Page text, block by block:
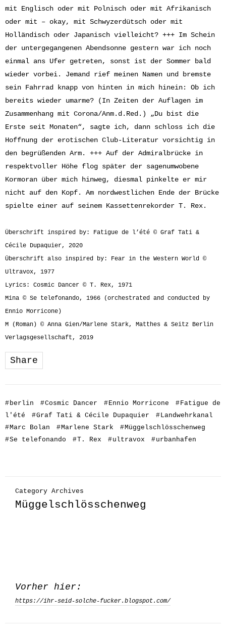
mit Englisch oder mit Polnisch oder mit Afrikanisch
oder mit – okay, mit Schwyzerdütsch oder mit
Holländisch oder Japanisch vielleicht? +++ Im Schein
der untergegangenen Abendsonne gestern war ich noch
einmal ans Ufer getreten, sonst ist der Sommer bald
wieder vorbei. Jemand rief meinen Namen und bremste
sein Fahrrad knapp von hinten in mich hinein: Ob ich
bereits wieder umarme? (In Zeiten der Auflagen im
Zusammenhang mit Corona/Anm.d.Red.) „Du bist die
Erste seit Monaten“, sagte ich, dann schloss ich die
Hoffnung der erotischen Club-Literatur vorsichtig in
den begrüßenden Arm. +++ Auf der Admiralbrücke in
respektvoller Höhe flog später der sagenumwobene
Kormoran über mich hinweg, diesmal pinkelte er mir
nicht auf den Kopf. Am nordwestlichen Ende der Brücke
spielte einer auf seinem Kassettenrekorder T. Rex.
Überschrift inspired by: Fatigue de l’été © Graf Tati &
Cécile Dupaquier, 2020
Überschrift also inspired by: Fear in the Western World ©
Ultravox, 1977
Lyrics: Cosmic Dancer © T. Rex, 1971
Mina © Se telefonando, 1966 (orchestrated and conducted by
Ennio Morricone)
M (Roman) © Anna Gien/Marlene Stark, Matthes & Seitz Berlin
Verlagsgesellschaft, 2019
Share
#berlin #Cosmic Dancer #Ennio Morricone #Fatigue de
l'été
#Graf Tati & Cécile Dupaquier #Landwehrkanal
#Marc Bolan #Marlene Stark #Müggelschlösschenweg
#Se telefonando #T. Rex #ultravox #urbanhafen
Category Archives
Müggelschlösschenweg
Vorher hier:
https://ihr-seid-solche-fucker.blogspot.com/